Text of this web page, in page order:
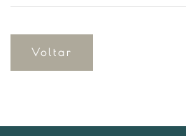
Voltar